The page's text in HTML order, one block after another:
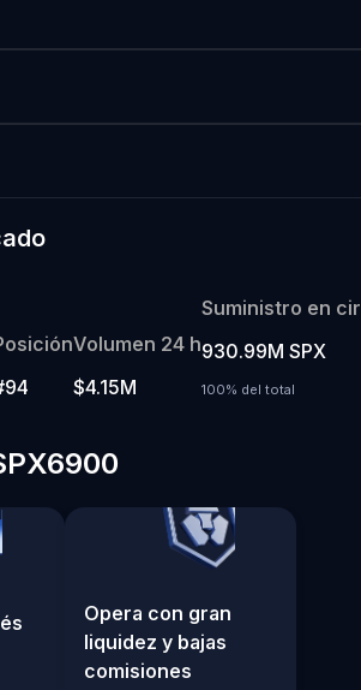
Volumen 24 h
$4.15M
Suministro en
930.99M SPX
100% del total
Opera con gran
liquidez y bajas
comisiones